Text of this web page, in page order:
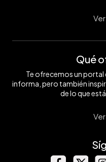
Qué
Te ofrecemos un
informa, pero también
de lo que